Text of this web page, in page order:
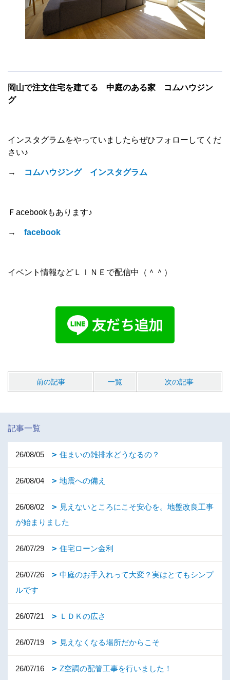
岡山で注文住宅を建てる 中庭のある家 コムハウジン
グ
インスタグラムをやっていましたらぜひフォローしてくだ
さい♪
→ コムハウジング インスタグラム
Ｆacebookもあります♪
→ facebook
イベント情報などＬＩＮＥで配信中（＾＾）
前の記事 一覧 次の記事
記事一覧
26/08/05 住まいの雑排水どうなるの？
26/08/04 地震への備え
26/08/02
見えないところにこそ安心を。地盤改良工事
が始まりました
26/07/29 住宅ローン金利
26/07/26
中庭のお手入れって大変？実はとてもシンプ
ルです
26/07/21 ＬＤＫの広さ
26/07/19 見えなくなる場所だからこそ
26/07/16 Z空調の配管工事を行いました！